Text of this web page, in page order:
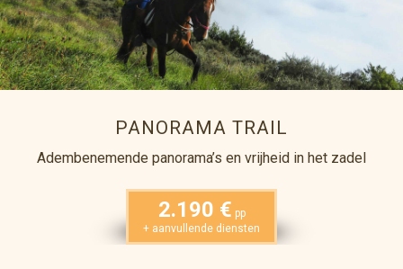
PANORAMA TRAIL
Adembenemende panorama’s en vrijheid in het zadel
2.190 € pp
+ aanvullende diensten